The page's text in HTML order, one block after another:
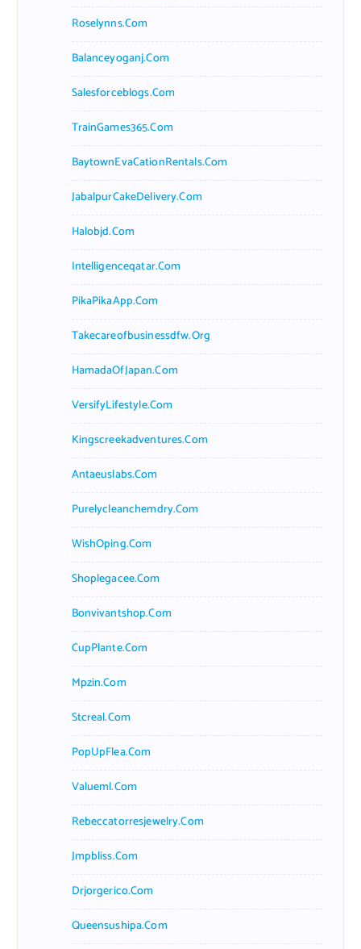
Roselynns.com
Balanceyoganj.com
Salesforceblogs.com
TrainGames365.com
BaytownEvaCationRentals.com
JabalpurCakeDelivery.com
Halobjd.com
Intelligenceqatar.com
PikaPikaApp.com
Takecareofbusinessdfw.org
HamadaOfJapan.com
VersifyLifestyle.com
Kingscreekadventures.com
Antaeuslabs.com
Purelycleanchemdry.com
WishOping.com
Shoplegacee.com
Bonvivantshop.com
CupPlante.com
Mpzin.com
Stcreal.com
PopUpFlea.com
Valueml.com
Rebeccatorresjewelry.com
Jmpbliss.com
Drjorgerico.com
Queensushipa.com